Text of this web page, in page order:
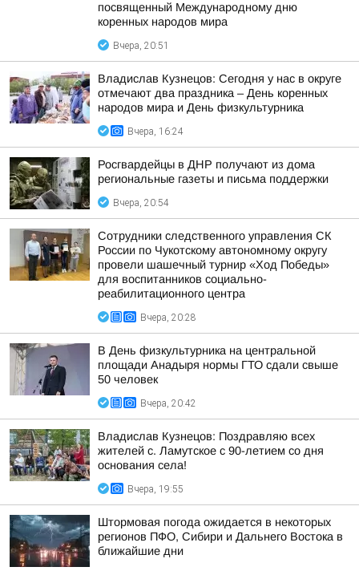
посвященный Международному дню
коренных народов мира
Вчера, 20:51
Владислав Кузнецов: Сегодня у нас в округе
отмечают два праздника – День коренных
народов мира и День физкультурника
Вчера, 16:24
Росгвардейцы в ДНР получают из дома
региональные газеты и письма поддержки
Вчера, 20:54
Сотрудники следственного управления СК
России по Чукотскому автономному округу
провели шашечный турнир «Ход Победы»
для воспитанников социально-
реабилитационного центра
Вчера, 20:28
В День физкультурника на центральной
площади Анадыря нормы ГТО сдали свыше
50 человек
Вчера, 20:42
Владислав Кузнецов: Поздравляю всех
жителей с. Ламутское с 90-летием со дня
основания села!
Вчера, 19:55
Штормовая погода ожидается в некоторых
регионов ПФО, Сибири и Дальнего Востока в
ближайшие дни